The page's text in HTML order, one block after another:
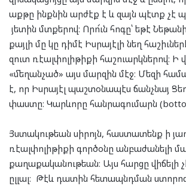
աքթը ինքնին արժէք է և զայն պէտք չէ
յետին մտքերով։ Որո՜ւն հոգը՝ եթէ
քայլի մը կը դիմէ Իսրայէլի նեղ
զուտ ռէալփոլիթիքի հաշուարկներով։ Ի
«մեղանչած» այս մարզին մէջ։ Մեզի
է, որ Իսրայէլ պաշտօնապէս ճանչնայ
փաստը։ Կարևորը հանրագումարն
Յստակութեան սիրոյն, հաստատենք ի
ռէալփոլիթիքի գործօնը անբաժանելի
քաղաքականութեան։ Այս հարցը վիճելի
ըլլալ։ Թէև դատին հետապնդման